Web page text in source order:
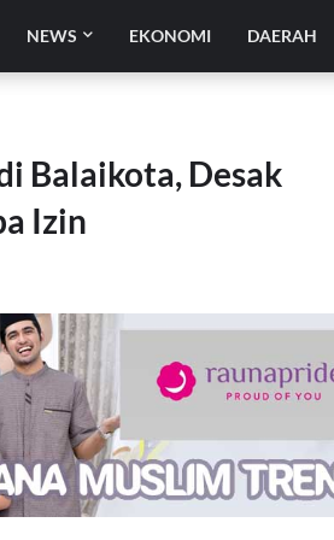
NEWS EKONOMI DAERAH
Balaikota, Desak
Izin